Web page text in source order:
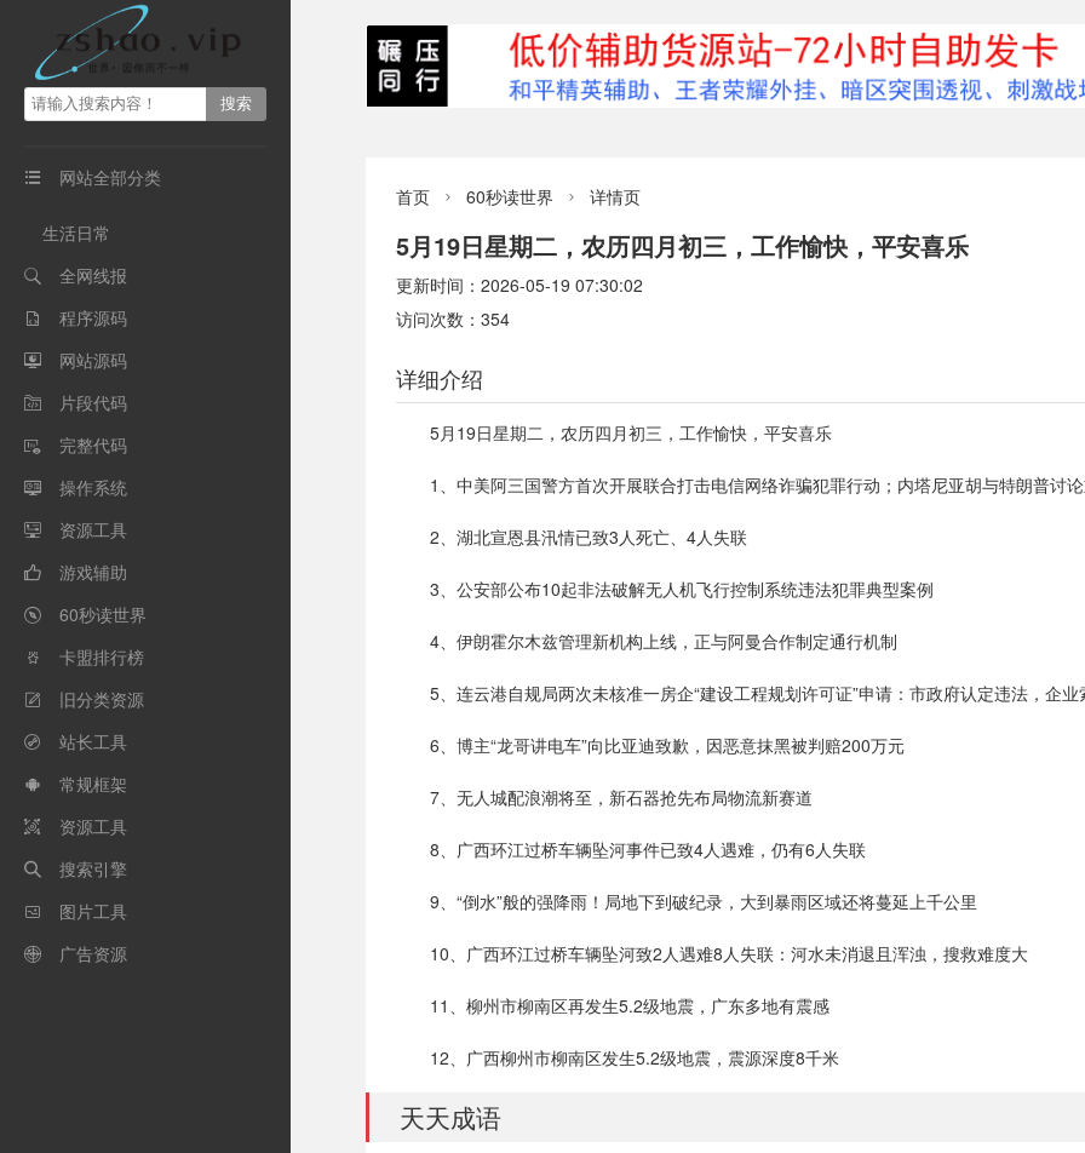
 网站全部分类
生活日常
 全网线报
 程序源码
 网站源码
 片段代码
 完整代码
 操作系统
 资源工具
 游戏辅助
 60秒读世界
 卡盟排行榜
 旧分类资源
 站长工具
 常规框架
 资源工具
 搜索引擎
 图片工具
 广告资源
首页  60秒读世界  详情页
5月19日星期二，农历四月初三，工作愉快，平安喜乐
更新时间：2026-05-19 07:30:02
访问次数：354
详细介绍
5月19日星期二，农历四月初三，工作愉快，平安喜乐
1、中美阿三国警方首次开展联合打击电信网络诈骗犯罪行动；内塔尼亚胡与特朗普讨
2、湖北宣恩县汛情已致3人死亡、4人失联
3、公安部公布10起非法破解无人机飞行控制系统违法犯罪典型案例
4、伊朗霍尔木兹管理新机构上线，正与阿曼合作制定通行机制
5、连云港自规局两次未核准一房企“建设工程规划许可证”申请：市政府认定违法，企
6、博主“龙哥讲电车”向比亚迪致歉，因恶意抹黑被判赔200万元
7、无人城配浪潮将至，新石器抢先布局物流新赛道
8、广西环江过桥车辆坠河事件已致4人遇难，仍有6人失联
9、“倒水”般的强降雨！局地下到破纪录，大到暴雨区域还将蔓延上千公里
10、广西环江过桥车辆坠河致2人遇难8人失联：河水未消退且浑浊，搜救难度大
11、柳州市柳南区再发生5.2级地震，广东多地有震感
12、广西柳州市柳南区发生5.2级地震，震源深度8千米
天天成语